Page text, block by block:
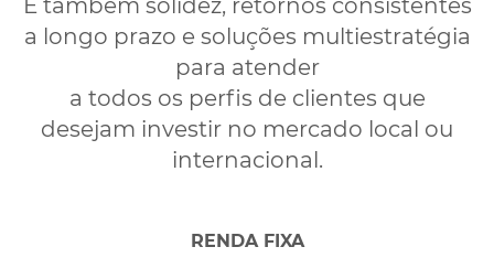
Atendimento
Ajuda e suporte
É também solidez, retornos consistentes
a longo prazo e soluções multiestratégia
para atender
a todos os perfis de clientes que
desejam investir no mercado local ou
internacional.
RENDA FIXA
financeira
Outros
2. Quanto você gostaria de investir